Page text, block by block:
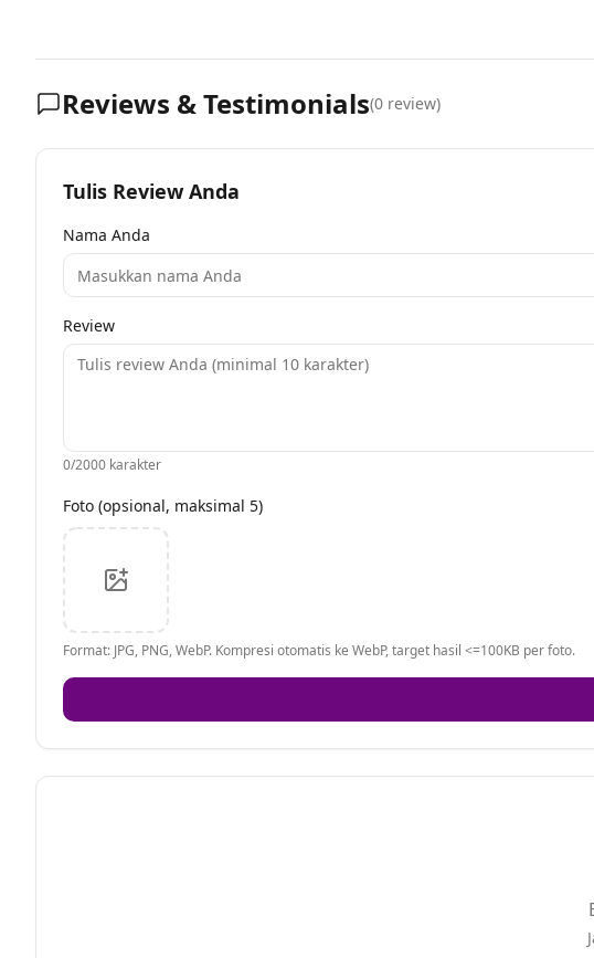
Reviews & Testimonials(0 review)
Tulis Review Anda
Nama Anda
Review
0/2000 karakter
Foto (opsional, maksimal 5)
Format: JPG, PNG, WebP. Kompresi otomatis ke WebP, target hasil <=100KB per foto.